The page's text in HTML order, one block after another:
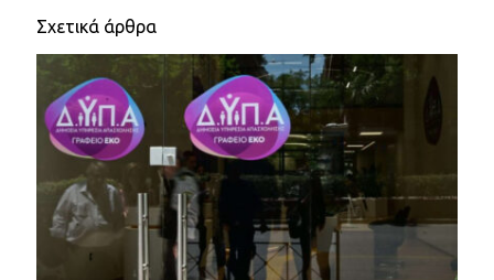
Σχετικά άρθρα